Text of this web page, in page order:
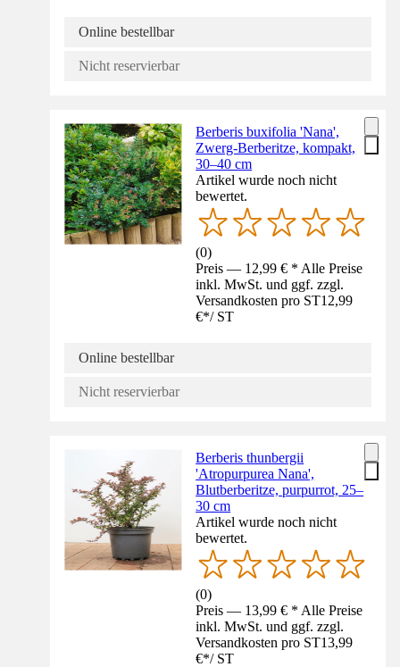
Online bestellbar
Nicht reservierbar
Berberis buxifolia 'Nana',
Zwerg-Berberitze, kompakt,
30–40 cm
Artikel wurde noch nicht
bewertet.
(0)
Preis — 12,99 € * Alle Preise
inkl. MwSt. und ggf. zzgl.
Versandkosten pro ST12,99
€*/ ST
Online bestellbar
Nicht reservierbar
Berberis thunbergii
'Atropurpurea Nana',
Blutberberitze, purpurrot, 25–
30 cm
Artikel wurde noch nicht
bewertet.
(0)
Preis — 13,99 € * Alle Preise
inkl. MwSt. und ggf. zzgl.
Versandkosten pro ST13,99
€*/ ST